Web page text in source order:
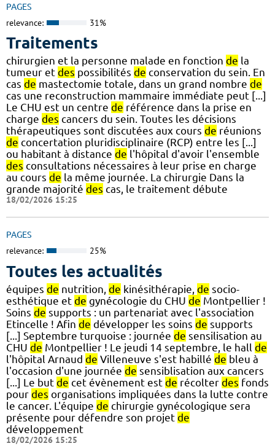
PAGES
relevance: 31%
Traitements
chirurgien et la personne malade en fonction de la
tumeur et des possibilités de conservation du sein. En
cas de mastectomie totale, dans un grand nombre de
cas une reconstruction mammaire immédiate peut [...]
Le CHU est un centre de référence dans la prise en
charge des cancers du sein. Toutes les décisions
thérapeutiques sont discutées aux cours de réunions
de concertation pluridisciplinaire (RCP) entre les [...]
ou habitant à distance de l'hôpital d'avoir l'ensemble
des consultations nécessaires à leur prise en charge
au cours de la même journée. La chirurgie Dans la
grande majorité des cas, le traitement débute
18/02/2026 15:25
PAGES
relevance: 25%
Toutes les actualités
équipes de nutrition, de kinésithérapie, de socio-
esthétique et de gynécologie du CHU de Montpellier !
Soins de supports : un partenariat avec l'association
Etincelle ! Afin de développer les soins de supports
[...] Septembre turquoise : journée de sensilisation au
CHU de Montpellier ! Le jeudi 14 septembre, le hall de
l'hôpital Arnaud de Villeneuve s'est habillé de bleu à
l'occasion d'une journée de sensiblisation aux cancers
[...] Le but de cet évènement est de récolter des fonds
pour des organisations impliquées dans la lutte contre
le cancer. L'équipe de chirurgie gynécologique sera
présente pour défendre son projet de
développement
18/02/2026 15:25